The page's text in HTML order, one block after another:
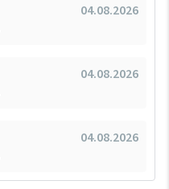
04.08.2026
04.08.2026
04.08.2026